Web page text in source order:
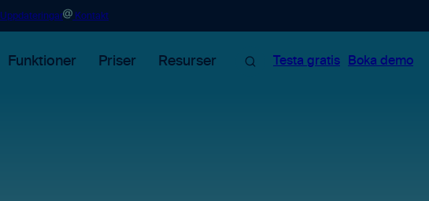
Uppdateringar Kontakt
Funktioner Priser Resurser SökTesta gratis Boka demo